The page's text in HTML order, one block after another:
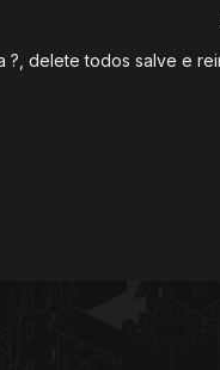
scripts/login.lua:138:
delete todos salve e